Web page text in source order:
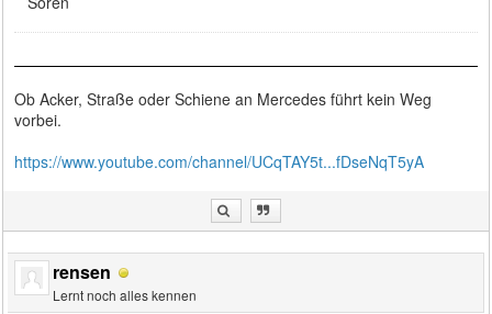
Ob Acker, Straße oder Schiene an Mercedes führt kein Weg
vorbei.
https://www.youtube.com/channel/UCqTAY5t...fDseNqT5yA
rensen
Lernt noch alles kennen